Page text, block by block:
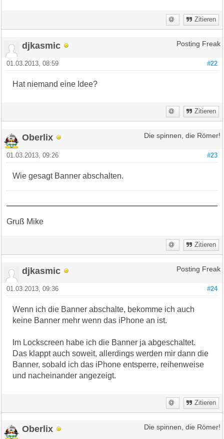
Zitieren
djkasmic Posting Freak
#22
01.03.2013, 08:59
Hat niemand eine Idee?
Zitieren
Oberlix Die spinnen, die Römer!
#23
01.03.2013, 09:26
Wie gesagt Banner abschalten.
Gruß Mike
Zitieren
djkasmic Posting Freak
#24
01.03.2013, 09:36
Wenn ich die Banner abschalte, bekomme ich auch
keine Banner mehr wenn das iPhone an ist.
Im Lockscreen habe ich die Banner ja abgeschaltet.
Das klappt auch soweit, allerdings werden mir dann die
Banner, sobald ich das iPhone entsperre, reihenweise
und nacheinander angezeigt.
Zitieren
Oberlix Die spinnen, die Römer!